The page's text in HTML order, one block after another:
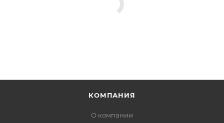
КОМПАНИЯ
О компании